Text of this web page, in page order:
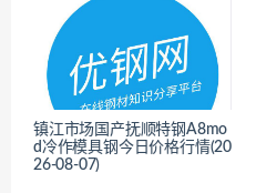
镇江市场国产抚顺特钢A8mo
d冷作模具钢今日价格行情(20
26-08-07)